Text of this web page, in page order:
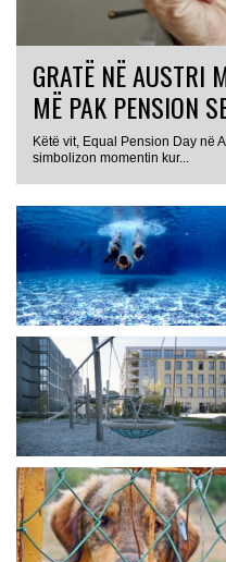
GRATË NË
MË PAK PENSION
Këtë vit, Equal Pension Day në
simbolizon momentin kur...